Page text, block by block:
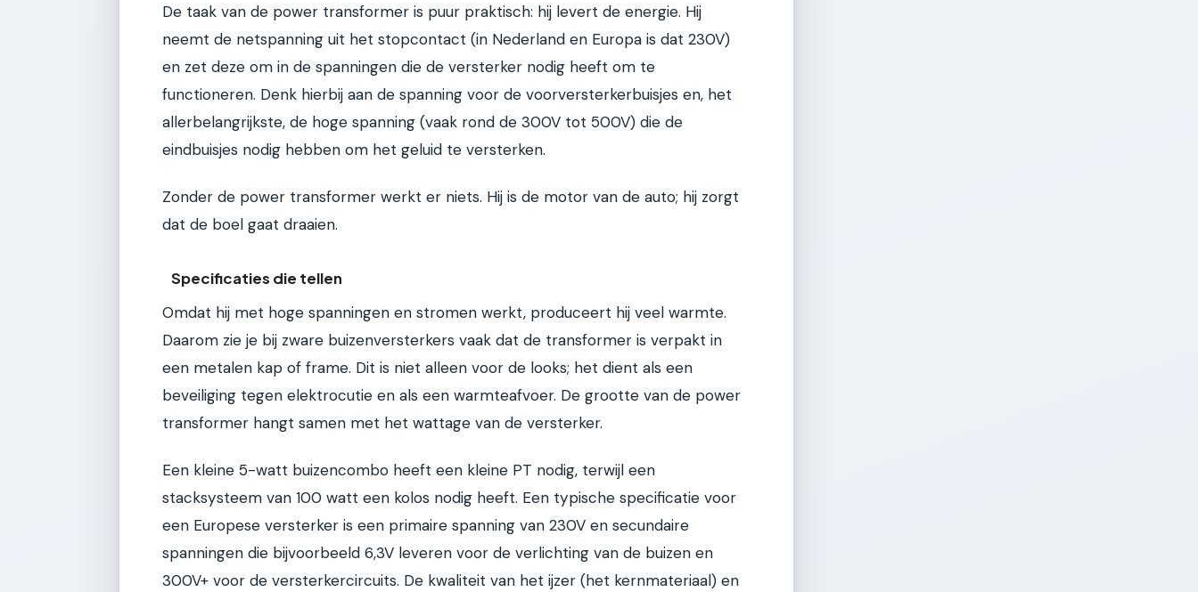
De taak van de power transformer is puur praktisch: hij levert de energie. Hij
neemt de netspanning uit het stopcontact (in Nederland en Europa is dat 230V)
en zet deze om in de spanningen die de versterker nodig heeft om te
functioneren. Denk hierbij aan de spanning voor de voorversterkerbuisjes en, het
allerbelangrijkste, de hoge spanning (vaak rond de 300V tot 500V) die de
eindbuisjes nodig hebben om het geluid te versterken.
Zonder de power transformer werkt er niets. Hij is de motor van de auto; hij zorgt
dat de boel gaat draaien.
Specificaties die tellen
Omdat hij met hoge spanningen en stromen werkt, produceert hij veel warmte.
Daarom zie je bij zware buizenversterkers vaak dat de transformer is verpakt in
een metalen kap of frame. Dit is niet alleen voor de looks; het dient als een
beveiliging tegen elektrocutie en als een warmteafvoer. De grootte van de power
transformer hangt samen met het wattage van de versterker.
Een kleine 5-watt buizencombo heeft een kleine PT nodig, terwijl een
stacksysteem van 100 watt een kolos nodig heeft. Een typische specificatie voor
een Europese versterker is een primaire spanning van 230V en secundaire
spanningen die bijvoorbeeld 6,3V leveren voor de verlichting van de buizen en
300V+ voor de versterkercircuits. De kwaliteit van het ijzer (het kernmateriaal) en